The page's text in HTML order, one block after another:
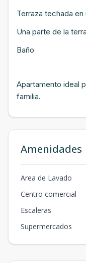
Terraza techada
Una parte de la
Baño
Apartamento ideal
familia.
Amenidades
Area de Lavado
Centro comercial
Escaleras
Supermercados